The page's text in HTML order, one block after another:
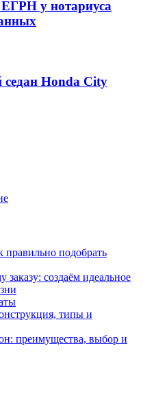
ЕГРН у нотариуса
седан Honda City
правильно подобрать
создаём идеальное
типы и
преимущества, выбор и